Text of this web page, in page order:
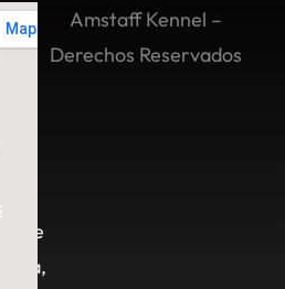
de
Amstaff Kennel –
Derechos Reservados